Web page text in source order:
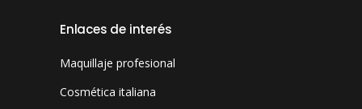
Enlaces de interés
Maquillaje profesional
Cosmética italiana